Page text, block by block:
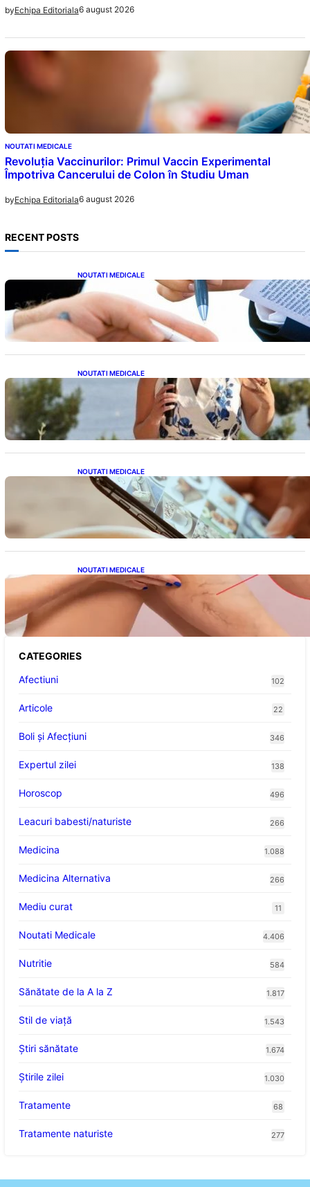
byEchipa Editoriala6 august 2026
NOUTATI MEDICALE
Revoluția Vaccinurilor: Primul Vaccin Experimental
Împotriva Cancerului de Colon în Studiu Uman
byEchipa Editoriala6 august 2026
RECENT POSTS
NOUTATI MEDICALE
Acordul României cu Banca Mondială: O
Analiză Detaliată a Împrumutului și
Condițiilor Impuse
NOUTATI MEDICALE
Nașterea prințesei Eugenie la Lisabona: O
alegere plină de semnificație pentru familia
regală britanică
NOUTATI MEDICALE
Revoluția Bateriilor pentru Telefoane:
Avantaje, Provocări și Viitorul Tehnologiei
Energetice
NOUTATI MEDICALE
Varicele și Umflarea Picioarelor pe Caniculă:
Înțelegerea Simptomelor și Măsurilor de
Prevenție
CATEGORIES
Afectiuni
102
Articole 22
Boli și Afecțiuni 346
Expertul zilei 138
Horoscop 496
Leacuri babesti/naturiste 266
Medicina 1.088
Medicina Alternativa 266
Mediu curat 11
Noutati Medicale 4.406
Nutritie 584
Sănătate de la A la Z 1.817
Stil de viaţă 1.543
Ştiri sănătate 1.674
Știrile zilei 1.030
Tratamente 68
Tratamente naturiste 277